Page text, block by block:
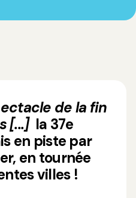
de la fin
[...]la 37e
en piste par
en tournée
villes !